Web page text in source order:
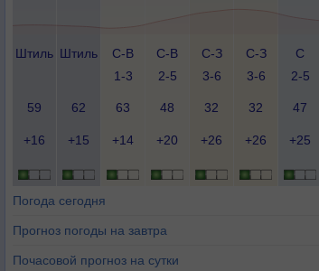
Штиль Штиль
С-В
1-3
С-В
2-5
С-З
3-6
С-З
3-6
С
2-5
59 62 63 48 32 32 47
+16 +15 +14 +20 +26 +26 +25
Погода сегодня
Прогноз погоды на завтра
Почасовой прогноз на сутки